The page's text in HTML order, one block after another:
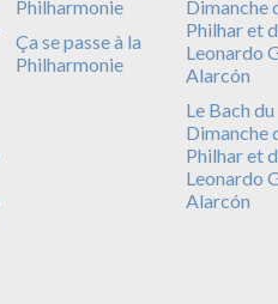
Ça se passe à la
Philharmonie
Le Bach du
Dimanche
Philhar et
Leonardo
Alarcón